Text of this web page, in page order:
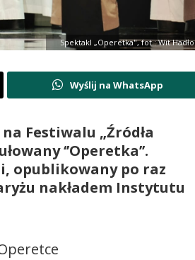
Spektakl „Operetka", fot.: Wit Hadło
Wyślij na WhatsApp
Festiwalu „Źródła
‘’Operetka’’.
opublikowany po raz
nakładem Instytutu